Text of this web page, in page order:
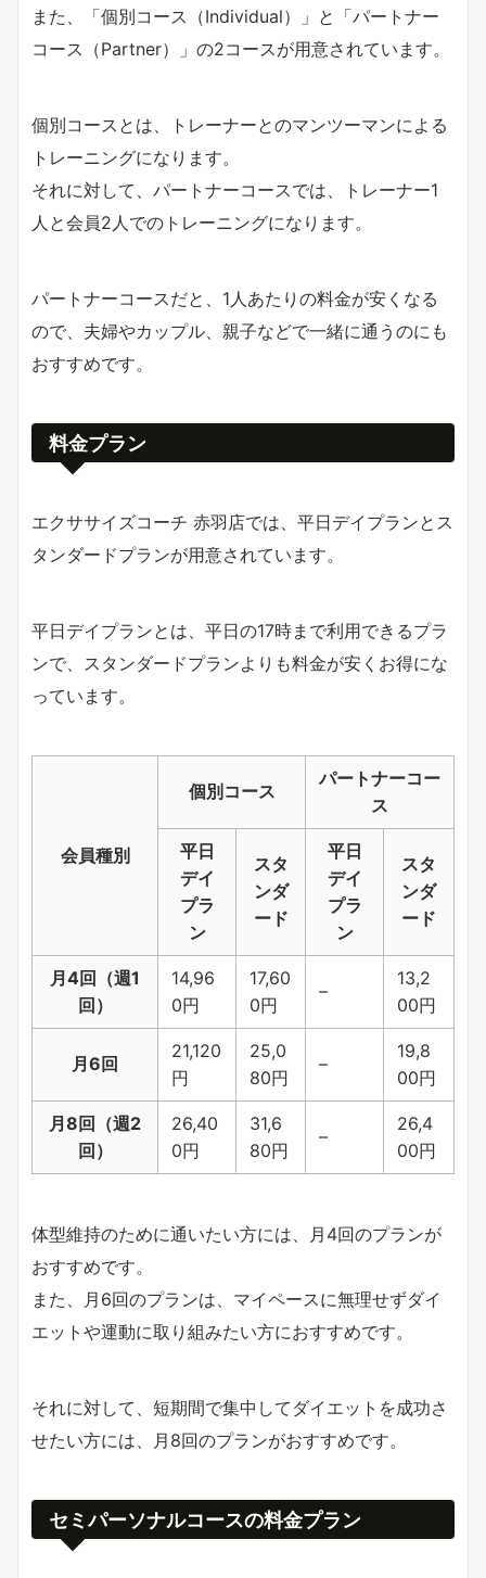
また、「個別コース（Individual）」と「パートナー
コース（Partner）」の2コースが用意されています。
個別コースとは、トレーナーとのマンツーマンによる
トレーニングになります。
それに対して、パートナーコースでは、トレーナー1
人と会員2人でのトレーニングになります。
パートナーコースだと、1人あたりの料金が安くなる
ので、夫婦やカップル、親子などで一緒に通うのにも
おすすめです。
料金プラン
エクササイズコーチ 赤羽店では、平日デイプランとス
タンダードプランが用意されています。
平日デイプランとは、平日の17時まで利用できるプラ
ンで、スタンダードプランよりも料金が安くお得にな
っています。
会員種別
個別コース
パートナーコー
ス
平日
デイ
プラ
ン
スタ
ンダ
ード
平日
デイ
プラ
ン
スタ
ンダ
ード
月4回（週1
回）
14,96
0円
17,60
0円
–
13,2
00円
月6回
21,120
円
25,0
80円
–
19,8
00円
月8回（週2
回）
26,40
0円
31,6
80円
–
26,4
00円
体型維持のために通いたい方には、月4回のプランが
おすすめです。
また、月6回のプランは、マイペースに無理せずダイ
エットや運動に取り組みたい方におすすめです。
それに対して、短期間で集中してダイエットを成功さ
せたい方には、月8回のプランがおすすめです。
セミパーソナルコースの料金プラン